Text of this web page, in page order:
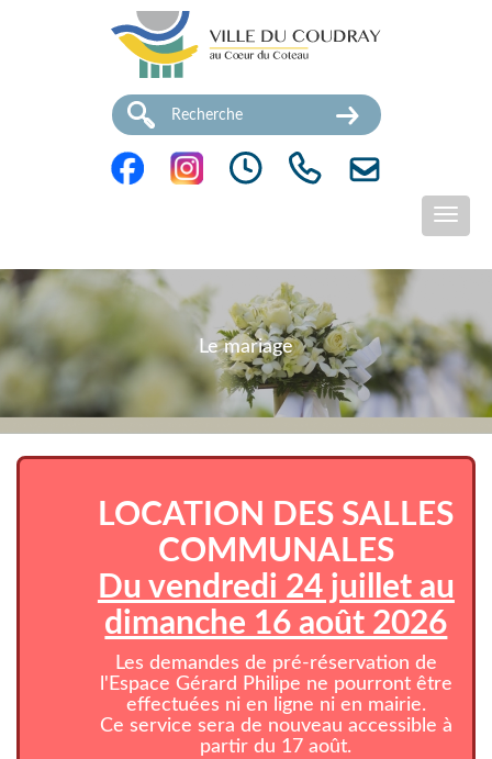
Le mariage
LOCATION DES SALLES
COMMUNALES
Du vendredi 24 juillet au
dimanche 16 août 2026
Les demandes de pré-réservation de
l'Espace Gérard Philipe ne pourront être
effectuées ni en ligne ni en mairie.
Ce service sera de nouveau accessible à
partir du 17 août.